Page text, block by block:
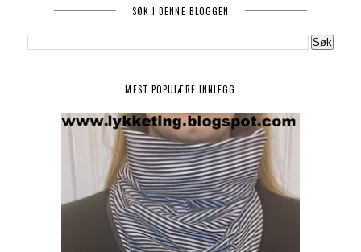
SØK I DENNE BLOGGEN
MEST POPULÆRE INNLEGG